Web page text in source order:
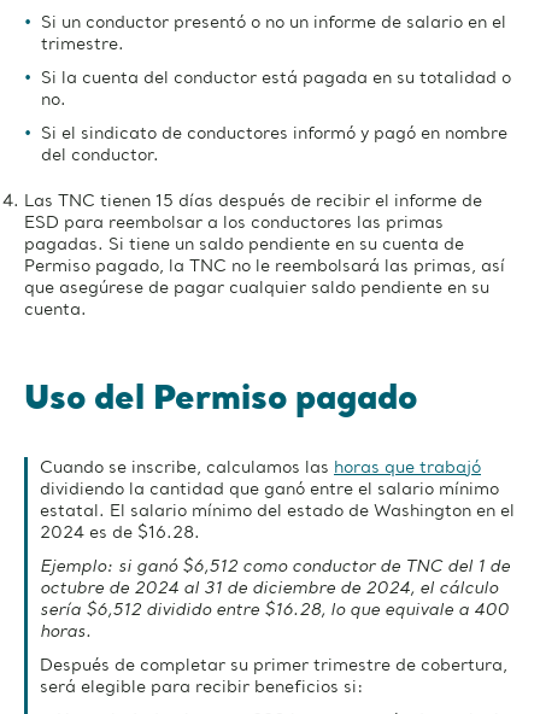
Si un conductor presentó o no un informe de salario en el
trimestre.
Si la cuenta del conductor está pagada en su totalidad o
no.
Si el sindicato de conductores informó y pagó en nombre
del conductor.
Las TNC tienen 15 días después de recibir el informe de
ESD para reembolsar a los conductores las primas
pagadas. Si tiene un saldo pendiente en su cuenta de
Permiso pagado, la TNC no le reembolsará las primas, así
que asegúrese de pagar cualquier saldo pendiente en su
cuenta.
Uso del Permiso pagado
Cuando se inscribe, calculamos las horas que trabajó
dividiendo la cantidad que ganó entre el salario mínimo
estatal. El salario mínimo del estado de Washington en el
2024 es de $16.28.
Ejemplo: si ganó $6,512 como conductor de TNC del 1 de
octubre de 2024 al 31 de diciembre de 2024, el cálculo
sería $6,512 dividido entre $16.28, lo que equivale a 400
horas.
Después de completar su primer trimestre de cobertura,
será elegible para recibir beneficios si: